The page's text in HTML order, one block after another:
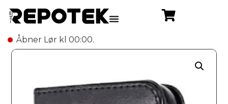
Åbner Lør kl 00:00.